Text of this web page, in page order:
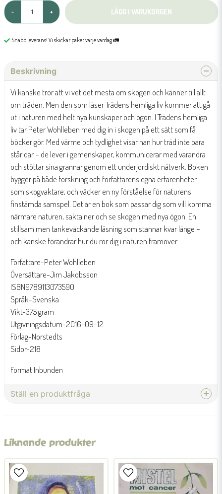
- + LÄGG I VARUKORGEN
Snabb leverans! Vi skickar paket varje vardag 🚛
Beskrivning
Vi kanske tror att vi vet det mesta om skogen och känner till allt
om träden. Men den som läser Trädens hemliga liv kommer att gå
ut i naturen med helt nya kunskaper och ögon. I Trädens hemliga
liv tar Peter Wohlleben med dig in i skogen på ett sätt som få
böcker gör. Med värme och tydlighet visar han hur träd inte bara
står där – de lever i gemenskaper, kommunicerar med varandra
och stöttar sina grannar genom ett underjordiskt nätverk. Boken
bygger på både forskning och författarens egna erfarenheter
som skogvaktare, och väcker en ny förståelse för naturens
finstämda samspel. Det är en bok som passar dig som vill komma
närmare naturen, sakta ner och se skogen med nya ögon. En
stillsam men tankeväckande läsning som stannar kvar länge –
och kanske förändrar hur du rör dig i naturen framöver.
Författare-Peter Wohlleben
Översättare-Jim Jakobsson
ISBN9789113073590
Språk-Svenska
Vikt-375 gram
Utgivningsdatum-2016-09-12
Förlag-Norstedts
Sidor-218
Format Inbunden
Ställ en produktfråga
name
Namn
Liknande produkter